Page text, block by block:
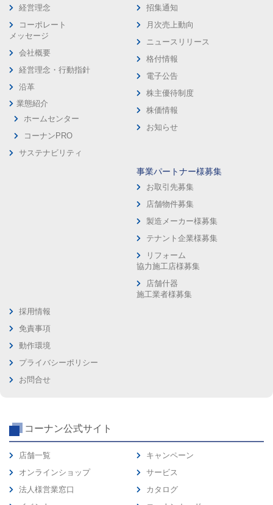
経営理念
コーポレート
メッセージ
会社概要
経営理念・行動指針
沿革
業態紹介
ホームセンター
コーナンPRO
サステナビリティ
招集通知
月次売上動向
ニュースリリース
格付情報
電子公告
株主優待制度
株価情報
お知らせ
事業パートナー様募集
お取引先募集
店舗物件募集
製造メーカー様募集
テナント企業様募集
リフォーム
協力施工店様募集
店舗什器
施工業者様募集
採用情報
免責事項
動作環境
プライバシーポリシー
お問合せ
コーナン公式サイト
店舗一覧
オンラインショップ
法人様営業窓口
キャンペーン
サービス
カタログ